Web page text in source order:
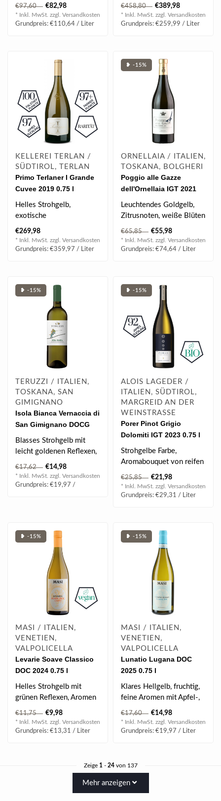
der renommierte..
€97,60 €82,98
* Inkl. MwSt. zzgl. Versandkosten
Grundpreis: €110,64 / Liter
Ausgewogen & frisc..
€458,80 €389,98
* Inkl. MwSt. zzgl. Versandkosten
Grundpreis: €259,99 / Liter
KELLEREI TERLAN /
SÜDTIROL, TERLAN
Primo Terlaner I Grande
Cuvee 2019 0.75 l
Helles Strohgelb,
exotische
Zitronenfruchtige
Geruchsempfindungen mit
Anklängen..
€269,98
* Inkl. MwSt. zzgl. Versandkosten
Grundpreis: €359,97 / Liter
❥ -15%
ORNELLAIA / ITALIEN,
TOSKANA, BOLGHERI
Poggio alle Gazze
dell'Ornellaia IGT 2021
0.75 l
Leuchtendes Goldgelb,
Zitrusnoten, weiße Blüten
& Buchsbaum, schön
balanciert..
€65,85 €55,98
* Inkl. MwSt. zzgl. Versandkosten
Grundpreis: €74,64 / Liter
❥ -15%
TERUZZI / ITALIEN,
TOSKANA, SAN
GIMIGNANO
Isola Bianca Vernaccia di
San Gimignano DOCG
2024 0.75 l
Blasses Strohgelb mit
leicht goldenen Reflexen,
fruchtig und blumig,
angenehm sc..
€17,62 €14,98
* Inkl. MwSt. zzgl. Versandkosten
Grundpreis: €19,97 /
❥ -15%
ALOIS LAGEDER /
ITALIEN, SÜDTIROL,
MARGREID AN DER
WEINSTRASSE
Porer Pinot Grigio
Dolomiti IGT 2023 0.75 l
Strohgelbe Farbe,
Aromabouquet von reifen
Früchten, vollmundiger
Körper, feine..
€25,85 €21,98
* Inkl. MwSt. zzgl. Versandkosten
Grundpreis: €29,31 / Liter
❥ -15%
MASI / ITALIEN,
VENETIEN,
VALPOLICELLA
Levarie Soave Classico
DOC 2024 0.75 l
Helles Strohgelb mit
grünen Reflexen, Aromen
von Birne und zart
floralen Aromen..
€11,75 €9,98
* Inkl. MwSt. zzgl. Versandkosten
Grundpreis: €13,31 / Liter
❥ -15%
MASI / ITALIEN,
VENETIEN,
VALPOLICELLA
Lunatio Lugana DOC
2025 0.75 l
Klares Hellgelb, fruchtig,
feine Aromen mit Apfel-,
Birnen- und
Aprikosenaromen,..
€17,60 €14,98
* Inkl. MwSt. zzgl. Versandkosten
Grundpreis: €19,97 / Liter
Zeige 1 - 24von 137
Mehr anzeigen